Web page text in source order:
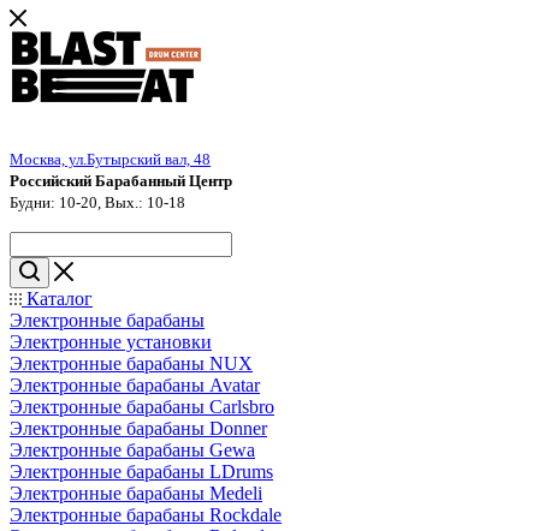
Москва, ул.Бутырский вал, 48
Российский Барабанный Центр
Будни: 10-20, Вых.: 10-18
Каталог
Электронные барабаны
Электронные установки
Электронные барабаны NUX
Электронные барабаны Avatar
Электронные барабаны Carlsbro
Электронные барабаны Donner
Электронные барабаны Gewa
Электронные барабаны LDrums
Электронные барабаны Medeli
Электронные барабаны Rockdale